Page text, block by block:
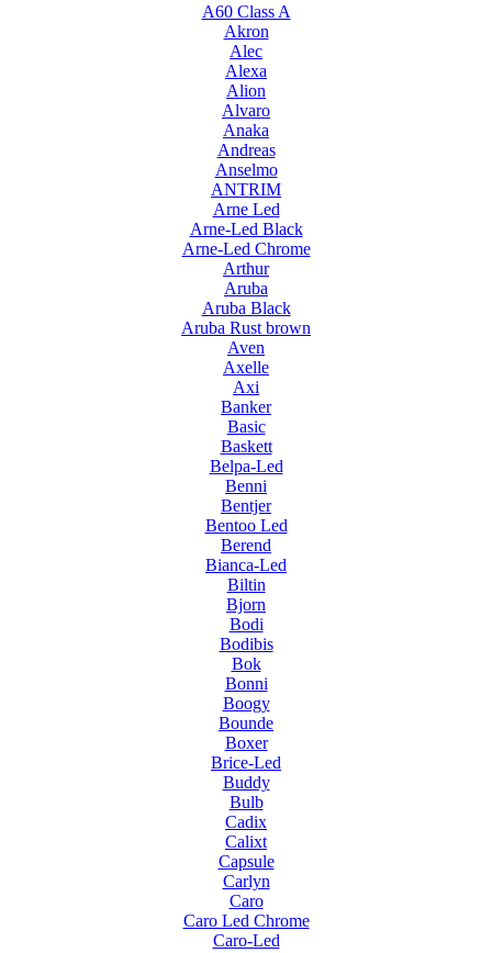
A60 Class A
Akron
Alec
Alexa
Alion
Alvaro
Anaka
Andreas
Anselmo
ANTRIM
Arne Led
Arne-Led Black
Arne-Led Chrome
Arthur
Aruba
Aruba Black
Aruba Rust brown
Aven
Axelle
Axi
Banker
Basic
Baskett
Belpa-Led
Benni
Bentjer
Bentoo Led
Berend
Bianca-Led
Biltin
Bjorn
Bodi
Bodibis
Bok
Bonni
Boogy
Bounde
Boxer
Brice-Led
Buddy
Bulb
Cadix
Calixt
Capsule
Carlyn
Caro
Caro Led Chrome
Caro-Led